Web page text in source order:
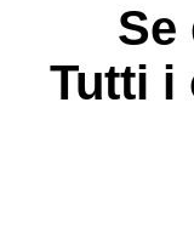
Tutti i